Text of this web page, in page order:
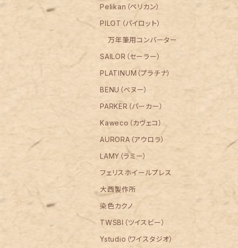
Pelikan（ペリカン）
PILOT（パイロット）
万年筆用コンバーター
SAILOR（セーラー）
PLATINUM（プラチナ）
BENU（ベヌー）
PARKER（パーカー）
Kaweco（カヴェコ）
AURORA（アウロラ）
LAMY（ラミー）
フェリスホイールプレス
大西製作所
染色カクノ
TWSBI（ツイスビー）
Ystudio（ワイスタジオ）